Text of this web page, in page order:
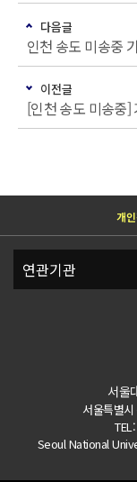
다음글
이전글
개
서울
서울특별
Seoul National